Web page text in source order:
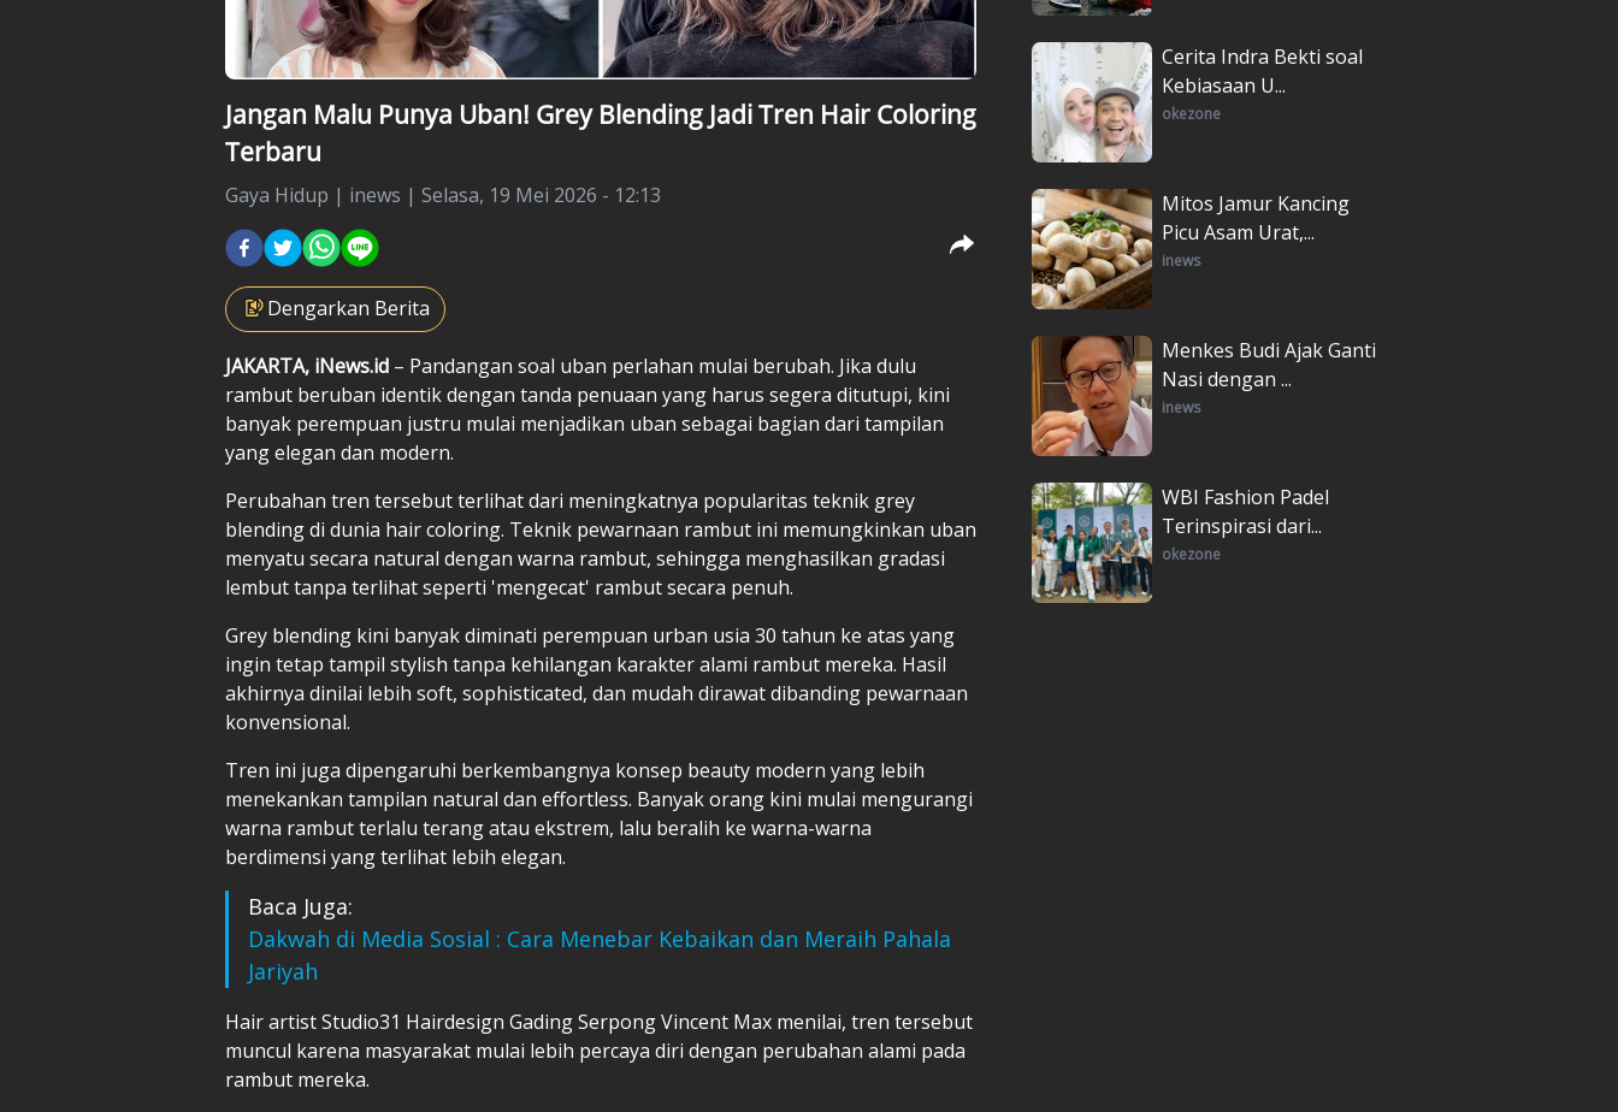
Jangan Malu Punya Uban! Grey Blending Jadi Tren Hair Coloring
Terbaru
Gaya Hidup | inews | Selasa, 19 Mei 2026 - 12:13
Dengarkan Berita
JAKARTA, iNews.id – Pandangan soal uban perlahan mulai berubah. Jika dulu
rambut beruban identik dengan tanda penuaan yang harus segera ditutupi, kini
banyak perempuan justru mulai menjadikan uban sebagai bagian dari tampilan
yang elegan dan modern.
Perubahan tren tersebut terlihat dari meningkatnya popularitas teknik grey
blending di dunia hair coloring. Teknik pewarnaan rambut ini memungkinkan uban
menyatu secara natural dengan warna rambut, sehingga menghasilkan gradasi
lembut tanpa terlihat seperti 'mengecat' rambut secara penuh.
Grey blending kini banyak diminati perempuan urban usia 30 tahun ke atas yang
ingin tetap tampil stylish tanpa kehilangan karakter alami rambut mereka. Hasil
akhirnya dinilai lebih soft, sophisticated, dan mudah dirawat dibanding pewarnaan
konvensional.
Tren ini juga dipengaruhi berkembangnya konsep beauty modern yang lebih
menekankan tampilan natural dan effortless. Banyak orang kini mulai mengurangi
warna rambut terlalu terang atau ekstrem, lalu beralih ke warna-warna
berdimensi yang terlihat lebih elegan.
Baca Juga:
Dakwah di Media Sosial : Cara Menebar Kebaikan dan Meraih Pahala
Jariyah
Hair artist Studio31 Hairdesign Gading Serpong Vincent Max menilai, tren tersebut
muncul karena masyarakat mulai lebih percaya diri dengan perubahan alami pada
rambut mereka.
Cerita Indra Bekti soal
Kebiasaan U...
okezone
Mitos Jamur Kancing
Picu Asam Urat,...
inews
Menkes Budi Ajak Ganti
Nasi dengan ...
inews
WBI Fashion Padel
Terinspirasi dari...
okezone